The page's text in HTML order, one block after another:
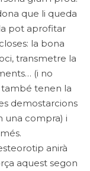
que li queda
pot aprofitar
la bona
transmetre la
(i no
també tenen la
demostarcions
una compra) i
anirà
aquest segon